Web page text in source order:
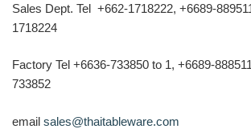
Sales Dept. Tel +662-1718222, +6689-
1718224
Factory Tel +6636-733850 to 1, +6689-
733852
email sales@thaitableware.com